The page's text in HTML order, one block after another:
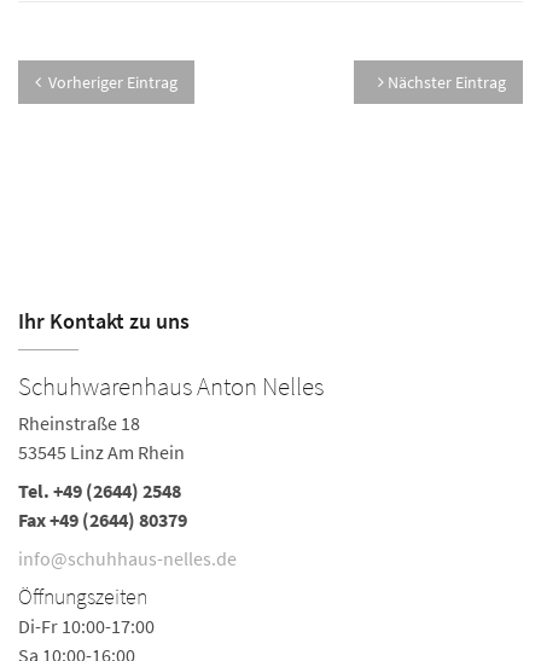
Vorheriger Eintrag Nächster Eintrag
Ihr Kontakt zu uns
Schuhwarenhaus Anton Nelles
Rheinstraße 18
53545 Linz Am Rhein
Tel. +49 (2644) 2548
Fax +49 (2644) 80379
info@schuhhaus-nelles.de
Öffnungszeiten
Di-Fr 10:00-17:00
Sa 10:00-16:00